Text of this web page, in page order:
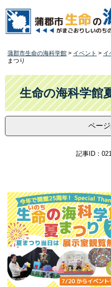
の
す
。
ー
し
て
本
文
へ
蒲郡市生命の海科学館 > イベント > イ
まつり
本
文
生命の海科学館
ペー
記事ID：